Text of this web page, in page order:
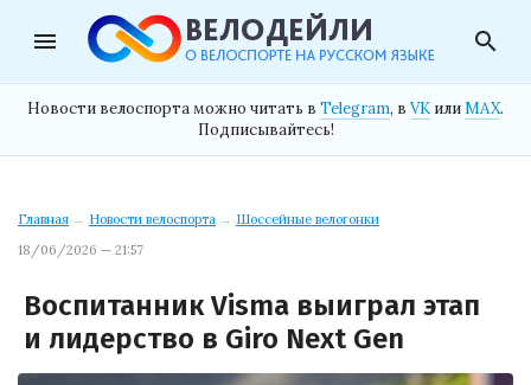
menu search
Новости велоспорта можно читать в Telegram, в VK илиMAX.
Подписывайтесь!
Главная → Новости велоспорта → Шоссейные велогонки
18/06/2026 — 21:57
Воспитанник Visma выиграл этап
и лидерство в Giro Next Gen